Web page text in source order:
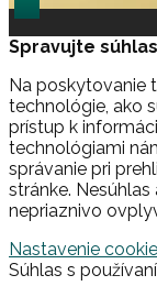
Spravujte
Na poskytovanie
technológie, ako
prístup k
technológiami
správanie pri
stránke.
nepriaznivo
Nastavenie
Súhlas s